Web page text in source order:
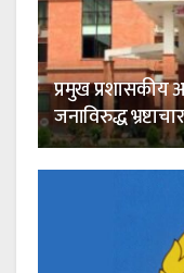
प्रमुख प्रशासकीय
जनाविरुद्ध